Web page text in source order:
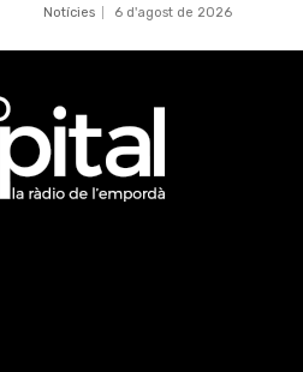
Notícies 6 d'agost de 2026